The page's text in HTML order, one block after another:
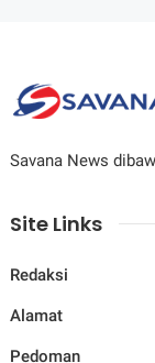
Savana News
Site Links
Redaksi
Alamat
Pedoman